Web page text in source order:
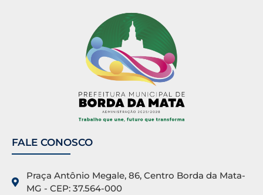
FALE CONOSCO
Praça Antônio Megale, 86, Centro Borda da Mata-
MG - CEP: 37.564-000